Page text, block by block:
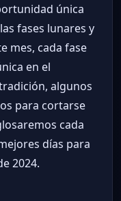
única
fases lunares y
mes, cada fase
en el
algunos
para cortarse
cada
días para
2024.